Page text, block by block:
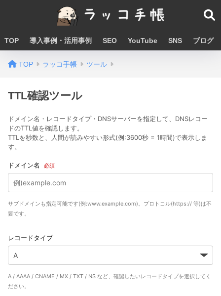
TOP 導入事例・活用事例 SEO YouTube SNS ブログ
TOP ラッコ手帳 ツール
TTL確認ツール
ドメイン名・レコードタイプ・DNSサーバーを指定して、DNSレコー
ドのTTL値を確認します。
TTLを秒数と、人間が読みやすい形式(例:3600秒 = 1時間)で表示しま
す。
ドメイン名 必須
サブドメインも指定可能です(例:www.example.com)。プロトコル(https:// 等)は不
要です。
レコードタイプ
A / AAAA / CNAME / MX / TXT / NS など、確認したいレコードタイプを選択してく
ださい。